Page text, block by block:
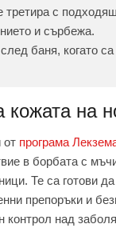
с
и сърбежа.
баня, когато
на
от програма
в борбата с
Те са готови
препоръки и
контрол над